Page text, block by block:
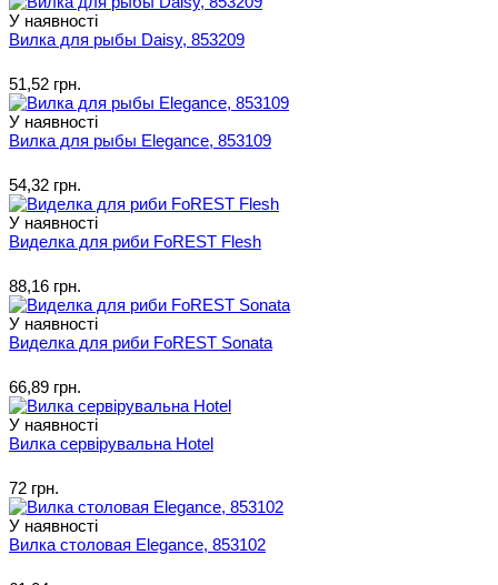
У наявності
Вилка для рыбы Daisy, 853209
51,52 грн.
У наявності
Вилка для рыбы Elegance, 853109
54,32 грн.
У наявності
Виделка для риби FoREST Flesh
88,16 грн.
У наявності
Виделка для риби FoREST Sonata
66,89 грн.
У наявності
Вилка сервірувальна Hotel
72 грн.
У наявності
Вилка столовая Elegance, 853102